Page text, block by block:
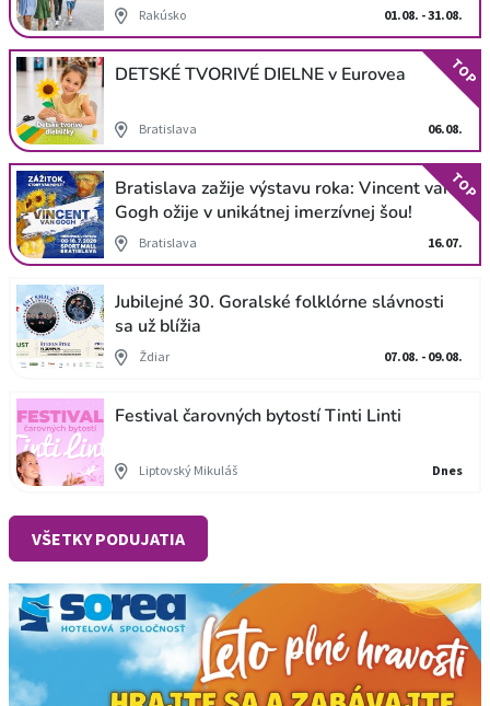
Rakúsko 01.08. - 31.08.
DETSKÉ TVORIVÉ DIELNE v Eurovea
Bratislava 06.08.
TOP
Bratislava zažije výstavu roka: Vincent van
Gogh ožije v unikátnej imerzívnej šou!
Bratislava 16.07.
TOP
Jubilejné 30. Goralské folklórne slávnosti
sa už blížia
Ždiar 07.08. - 09.08.
Festival čarovných bytostí Tinti Linti
Liptovský Mikuláš Dnes
VŠETKY PODUJATIA